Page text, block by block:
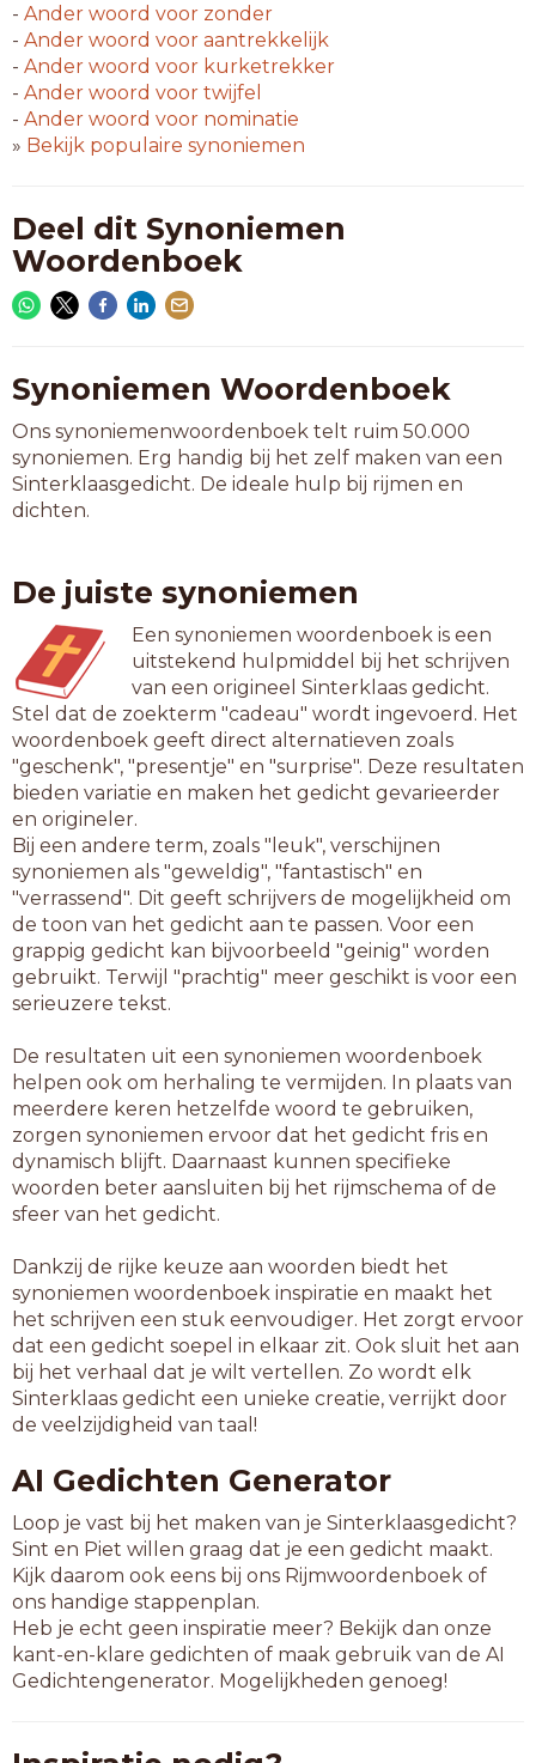
- Ander woord voor zonder
- Ander woord voor aantrekkelijk
- Ander woord voor kurketrekker
- Ander woord voor twijfel
- Ander woord voor nominatie
» Bekijk populaire synoniemen
Deel dit Synoniemen
Woordenboek
Synoniemen Woordenboek
Ons synoniemenwoordenboek telt ruim 50.000
synoniemen. Erg handig bij het zelf maken van een
Sinterklaasgedicht. De ideale hulp bij rijmen en
dichten.
De juiste synoniemen
Een synoniemen woordenboek is een
uitstekend hulpmiddel bij het schrijven
van een origineel Sinterklaas gedicht.
Stel dat de zoekterm "cadeau" wordt ingevoerd. Het
woordenboek geeft direct alternatieven zoals
"geschenk", "presentje" en "surprise". Deze resultaten
bieden variatie en maken het gedicht gevarieerder
en origineler.
Bij een andere term, zoals "leuk", verschijnen
synoniemen als "geweldig", "fantastisch" en
"verrassend". Dit geeft schrijvers de mogelijkheid om
de toon van het gedicht aan te passen. Voor een
grappig gedicht kan bijvoorbeeld "geinig" worden
gebruikt. Terwijl "prachtig" meer geschikt is voor een
serieuzere tekst.
De resultaten uit een synoniemen woordenboek
helpen ook om herhaling te vermijden. In plaats van
meerdere keren hetzelfde woord te gebruiken,
zorgen synoniemen ervoor dat het gedicht fris en
dynamisch blijft. Daarnaast kunnen specifieke
woorden beter aansluiten bij het rijmschema of de
sfeer van het gedicht.
Dankzij de rijke keuze aan woorden biedt het
synoniemen woordenboek inspiratie en maakt het
het schrijven een stuk eenvoudiger. Het zorgt ervoor
dat een gedicht soepel in elkaar zit. Ook sluit het aan
bij het verhaal dat je wilt vertellen. Zo wordt elk
Sinterklaas gedicht een unieke creatie, verrijkt door
de veelzijdigheid van taal!
AI Gedichten Generator
Loop je vast bij het maken van je Sinterklaasgedicht?
Sint en Piet willen graag dat je een gedicht maakt.
Kijk daarom ook eens bij ons Rijmwoordenboek of
ons handige stappenplan.
Heb je echt geen inspiratie meer? Bekijk dan onze
kant-en-klare gedichten of maak gebruik van de AI
Gedichtengenerator. Mogelijkheden genoeg!